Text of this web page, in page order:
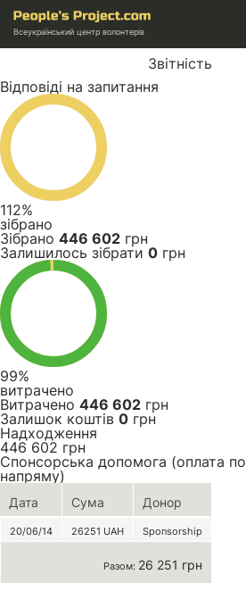
Всеукраїнський центр волонтерів
Звітність
Відповіді на запитання
112%
зібрано
Зібрано 446 602 грн
Залишилось зібрати 0 грн
99%
витрачено
Витрачено 446 602 грн
Залишок коштів 0 грн
Надходження
446 602 грн
Спонсорська допомога (оплата
напряму)
Дата Сума Донор
20/06/14 26251 UAH Sponsorship
Разом: 26 251 грн